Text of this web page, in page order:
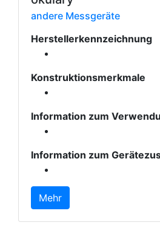
andere Messgeräte
Herstellerkennzeichnung
Konstruktionsmerkmale
Information zum
Information zum
Mehr